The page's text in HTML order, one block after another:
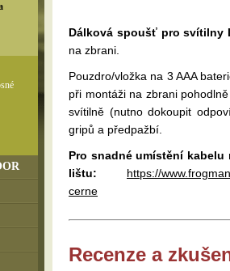
Dálková spoušť pro svítilny
na zbrani.
Pouzdro/vložka na 3 AAA
při montáži na zbrani
svítilně (nutno dokoupit
gripů a předpažbí.
Pro snadné umístění
lištu:
https://
cerne
Recenze a